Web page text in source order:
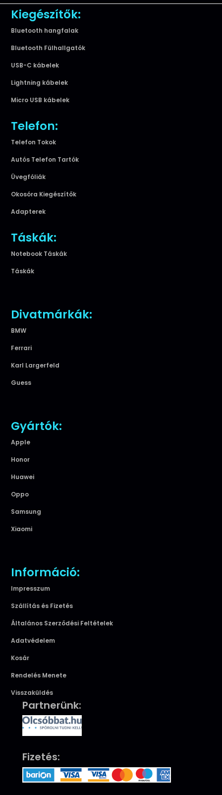
Kiegészítők:
Bluetooth hangfalak
Bluetooth Fülhallgatók
USB-C kábelek
Lightning kábelek
Micro USB kábelek
Telefon:
Telefon Tokok
Autós Telefon Tartók
Üvegfóliák
Okosóra Kiegészítők
Adapterek
Táskák:
Notebook Táskák
Táskák
Divatmárkák:
BMW
Ferrari
Karl Largerfeld
Guess
Gyártók:
Apple
Honor
Huawei
Oppo
Samsung
Xiaomi
Információ:
Impresszum
Szállítás és Fizetés
Általános Szerződési Feltételek
Adatvédelem
Kosár
Rendelés Menete
Visszaküldés
Partnerünk:
Fizetés: